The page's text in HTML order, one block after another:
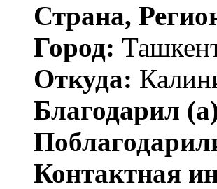
Страна,
Город:
Откуда:
Благодарил
Контактная